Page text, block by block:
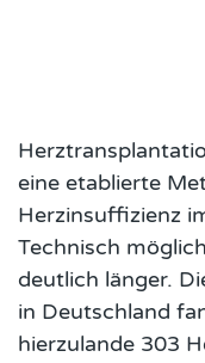
eine etablierte
Herzinsuffizienz
Technisch
deutlich länger.
in Deutschland
hierzulande 303